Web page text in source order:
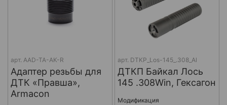
арт. AAD-TA-AK-R
Адаптер резьбы для
ДТК «Правша»,
Armacon
арт. DTKP_Los-145_.308_Al
ДТКП Байкал Лось
145 .308Win, Гексагон
Модификация